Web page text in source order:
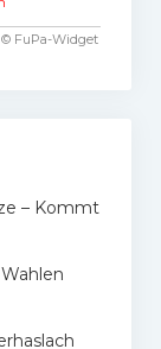
© FuPa-Widget
– Kommt